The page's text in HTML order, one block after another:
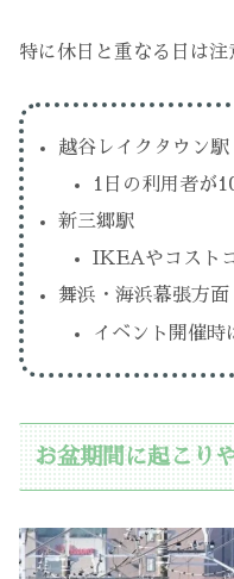
特に休日と重なる日は注
越谷レイクタウン駅
1日の利用者が
新三郷駅
IKEAやコスト
舞浜・海浜幕張方面
イベント開催時
お盆期間に起こり